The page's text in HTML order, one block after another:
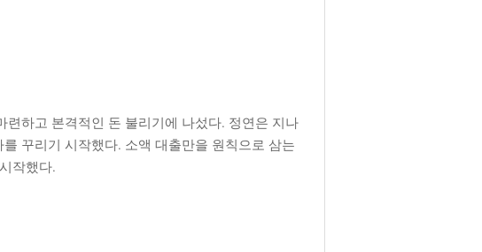
련하고 본격적인 돈 불리기에 나섰다. 정연은 지나
꾸리기 시작했다. 소액 대출만을 원칙으로 삼는
작했다.